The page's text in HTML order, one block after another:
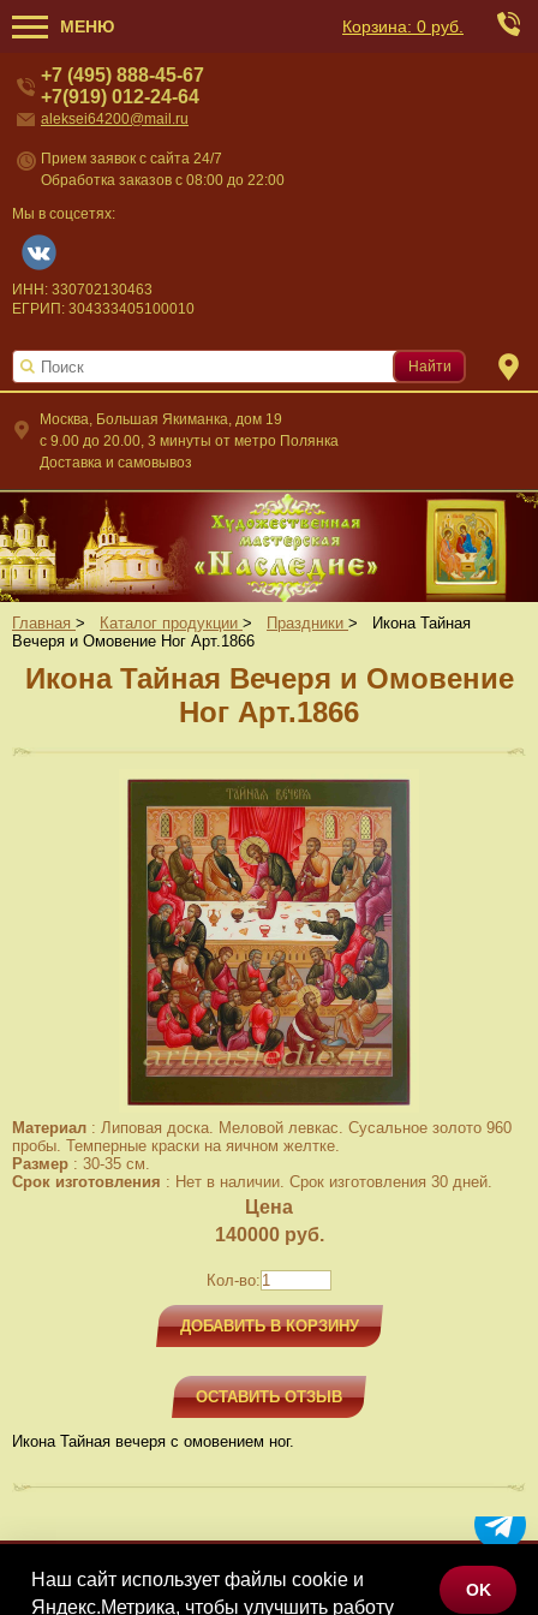
МЕНЮ Корзина: 0 руб.
Москва, Большая Якиманка, дом 19
c 9.00 до 20.00, 3 минуты от метро Полянка
Доставка и самовывоз
+7 (495) 888-45-67
+7(919) 012-24-64
aleksei64200@mail.ru
Прием заявок с сайта 24/7
Обработка заказов с 08:00 до 22:00
Мы в соцсетях:
ИНН: 330702130463
ЕГРИП: 304333405100010
Найти
Главная > Каталог продукции > Праздники >
Икона Тайная
Вечеря и Омовение Ног Арт.1866
Икона Тайная Вечеря и Омовение
Ног Арт.1866
Материал : Липовая доска. Меловой левкас. Сусальное золото 960
пробы. Темперные краски на яичном желтке.
Размер : 30-35 см.
Срок изготовления : Нет в наличии. Срок изготовления 30 дней.
Цена
140000руб.
Кол-во:
ДОБАВИТЬ В КОРЗИНУ
ОСТАВИТЬ ОТЗЫВ
Икона Тайная вечеря с омовением ног.
МЕНЮ
Наш сайт использует файлы cookie и
Яндекс.Метрика, чтобы улучшить работу
OK